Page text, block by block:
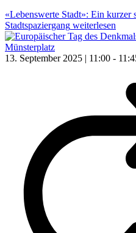
«Lebenswerte Stadt»: Ein kurzer
Stadtspaziergang weiterlesen
13. September 2025 | 11:00 -